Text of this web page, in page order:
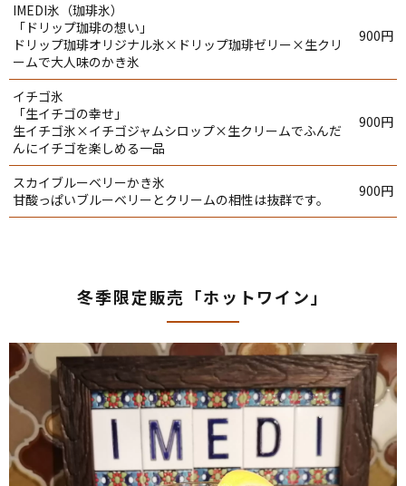
IMEDI氷（珈琲氷）
「ドリップ珈琲の想い」
ドリップ珈琲オリジナル氷×ドリップ珈琲ゼリー×生クリ
ームで大人味のかき氷
900円
イチゴ氷
「生イチゴの幸せ」
生イチゴ氷×イチゴジャムシロップ×生クリームでふんだ
んにイチゴを楽しめる一品
900円
スカイブルーベリーかき氷
甘酸っぱいブルーベリーとクリームの相性は抜群です。
900円
冬季限定販売 「ホットワイン」